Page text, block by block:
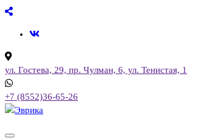
Перейти
содержимому
ул. Гостева, 29, пр. Чулман, 6, ул. Тенистая, 1
+7 (8552)36-65-26
Городской культурный центр, г. Набережные Челны